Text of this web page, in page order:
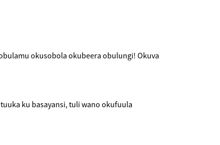
okusobola okubeera obulungi! Okuva
ku basayansi, tuli wano okufuula